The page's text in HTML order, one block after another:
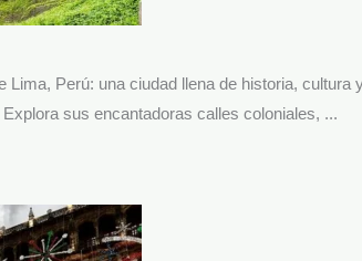
Lima, Perú: una ciudad llena de historia, cultura
sus encantadoras calles coloniales, ...